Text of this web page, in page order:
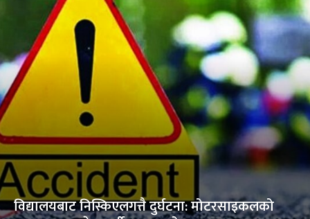
विद्यालयबाट निस्किएलगत्तै दुर्घटना: मोटरसाइकलको